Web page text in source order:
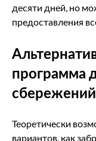
десяти дней, но
предоставления
программа
сбережений
Теоретически
вариантов, как